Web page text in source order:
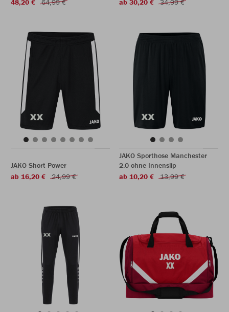
48,20 €
64,99 €
ab 30,20 €
34,99 €
JAKO Short Power
ab 16,20 €
24,99 €
JAKO Sporthose Manchester
2.0 ohne Innenslip
ab 10,20 €
13,99 €